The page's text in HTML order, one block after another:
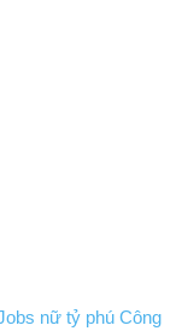
nữ tỷ phú Công